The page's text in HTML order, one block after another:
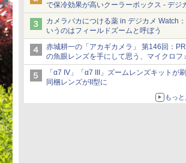
で保冷効果が高いクーラーボックス - デジ
Watch
カメラバカにつける薬 in デジカメ Watch：
いうのはフィールドズームと呼ぼう
赤城耕一の「アカギカメラ」 第146回：
の魚眼レンズを手にして思う、マイクロフ
サーズへの期待と可能性
「α7 IV」「α7 III」ズームレンズキットが
同梱レンズがII型に
もっ